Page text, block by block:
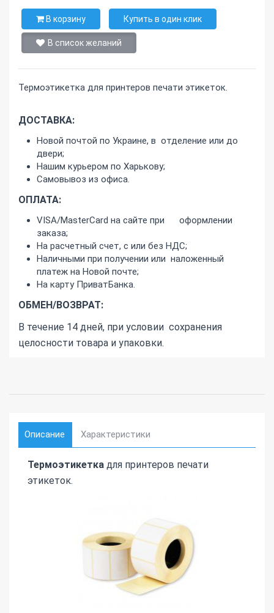
В корзину Купить в один клик
В список желаний
Термоэтикетка для принтеров печати этикеток.
ДОСТАВКА:
Новой почтой по Украине, в отделение или до
двери;
Нашим курьером по Харькову;
Самовывоз из офиса.
ОПЛАТА:
VISA/MasterCard на сайте при оформлении
заказа;
На расчетный счет, с или без НДС;
Наличными при получении или наложенный
платеж на Новой почте;
На карту ПриватБанка.
ОБМЕН/ВОЗВРАТ:
В течение 14 дней, при условии сохранения
целосности товара и упаковки.
Описание Характеристики
Термоэтикетка для принтеров печати
этикеток.